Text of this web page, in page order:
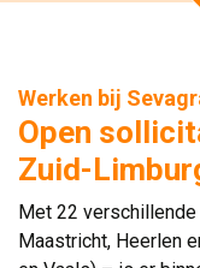
Werken bij
Open
Zuid-
Met 22
Maastricht, Heerlen